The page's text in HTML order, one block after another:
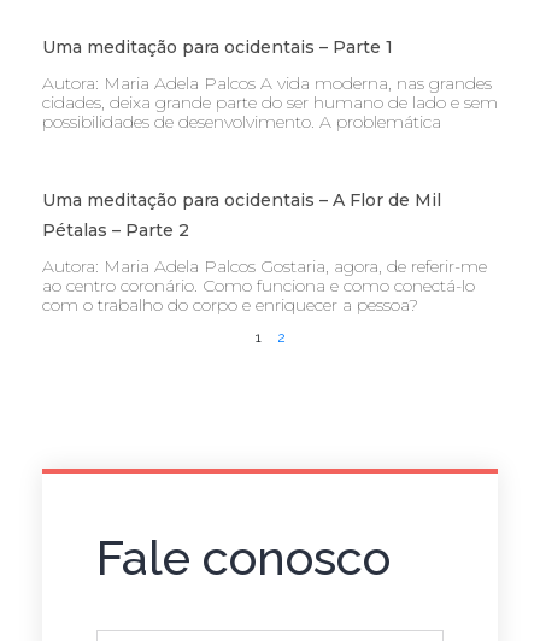
Uma meditação para ocidentais – Parte 1
Autora: Maria Adela Palcos A vida moderna, nas grandes
cidades, deixa grande parte do ser humano de lado e sem
possibilidades de desenvolvimento. A problemática
Uma meditação para ocidentais – A Flor de Mil
Pétalas – Parte 2
Autora: Maria Adela Palcos Gostaria, agora, de referir-me
ao centro coronário. Como funciona e como conectá-lo
com o trabalho do corpo e enriquecer a pessoa?
1 2
Fale conosco